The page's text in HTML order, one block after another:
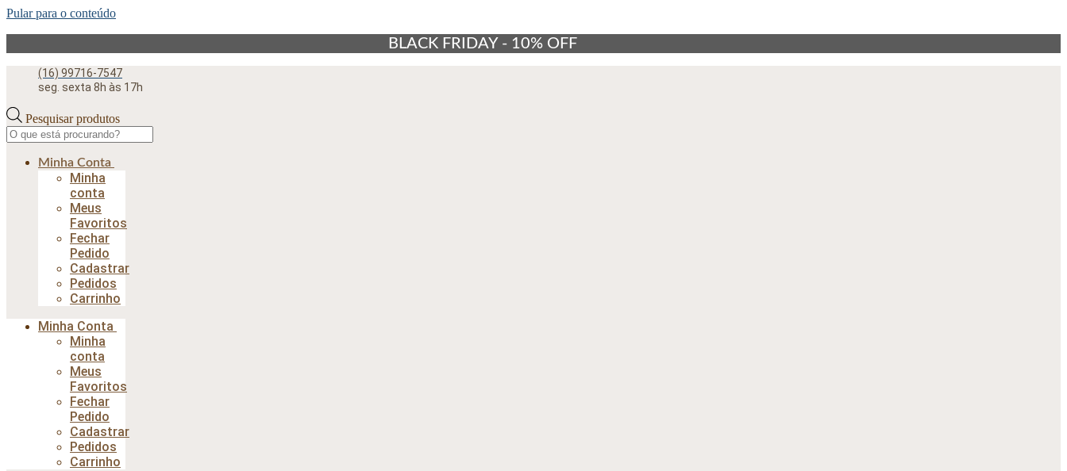
Pular para o conteúdo
BLACK FRIDAY - 10% OFF
(16) 99716-7547
seg. sexta 8h às 17h
Pesquisar produtos
Minha Conta
Minha
conta
Meus
Favoritos
Fechar
Pedido
Cadastrar
Pedidos
Carrinho
Minha Conta
Minha
conta
Meus
Favoritos
Fechar
Pedido
Cadastrar
Pedidos
Carrinho